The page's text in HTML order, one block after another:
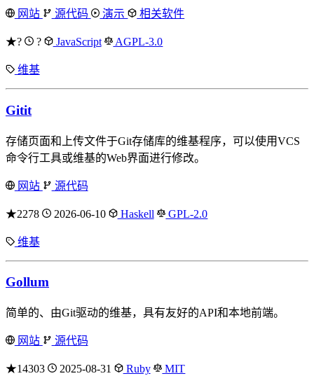
网站 源代码 演示 相关软件
★? ? JavaScript AGPL-3.0
维基
Gitit
存储页面和上传文件于Git存储库的维基程序，可以使用VCS
命令行工具或维基的Web界面进行修改。
网站 源代码
★2278 2026-06-10 Haskell GPL-2.0
维基
Gollum
简单的、由Git驱动的维基，具有友好的API和本地前端。
网站 源代码
★14303 2025-08-31 Ruby MIT